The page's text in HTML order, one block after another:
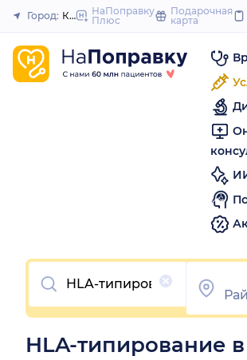
Закрыть
Город: Калининград
НаПоправку
Плюс
Подарочная
карта
Очистить
HLA-типирование в